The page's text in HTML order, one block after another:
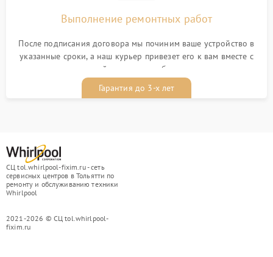
Выполнение ремонтных работ
После подписания договора мы починим ваше устройство в
указанные сроки, а наш курьер привезет его к вам вместе с
гарантийным талоном бесплатно
Гарантия до 3-х лет
СЦ tol.whirlpool-fixim.ru - сеть
сервисных центров в Тольятти по
ремонту и обслуживанию техники
Whirlpool
2021-2026 © СЦ tol.whirlpool-
fixim.ru